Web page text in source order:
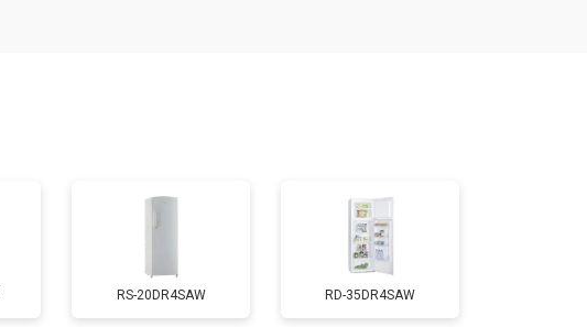
Заказать
от 1700 ₽ Заказать
RS-20DR4SAW RD-35DR4SAW